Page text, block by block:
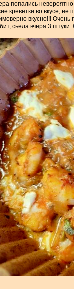
попались
креветки во вкусе,
вкусно!!! Очень
сьела вчера 3